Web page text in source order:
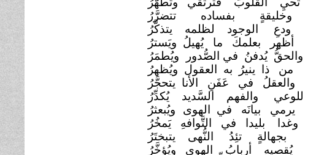
وخليقةٍ بفساده تتضرَّرُ
ودعِ الوجود لظلمه يتذكَّرُ
أظهر بعلمكَ ما يُهيلُ ويَسترُ
والحقُّ يُدفنُ في الصُّدور
ويُطمَرُ
من ذا ينيرُ به العقول ويُظهرُ
والعقلُ في عَفَنِ الأنا يتحجَّرُ
للوعي والفهم السَّديد يُكدِّرُ
يرمي بيانَه في الهوى
ويُبعثرُ
وغدا بليدا في التَّوافهِ يَمخُرُ
بجهالةٍ تئِدُ النُّهى يتبختَرُ
يُقصيه أربابُ الهوى ويُؤخَّرُ